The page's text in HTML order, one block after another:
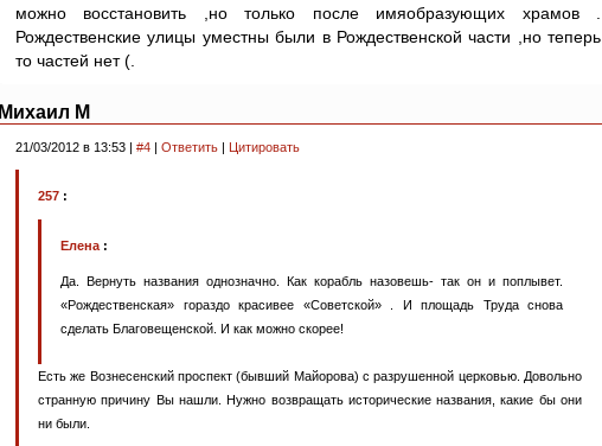
можно восстановить ,но только после имяобразующих храмов .
Рождественские улицы уместны были в Рождественской части ,но теперь
то частей нет (.
Михаил М
21/03/2012 в 13:53 | #4 | Ответить | Цитировать
257 :
Елена :
Да. Вернуть названия однозначно. Как корабль назовешь- так он и поплывет.
«Рождественская» гораздо красивее «Советской» . И площадь Труда снова
сделать Благовещенской. И как можно скорее!
Есть же Вознесенский проспект (бывший Майорова) с разрушенной церковью. Довольно
странную причину Вы нашли. Нужно возвращать исторические названия, какие бы они
ни были.